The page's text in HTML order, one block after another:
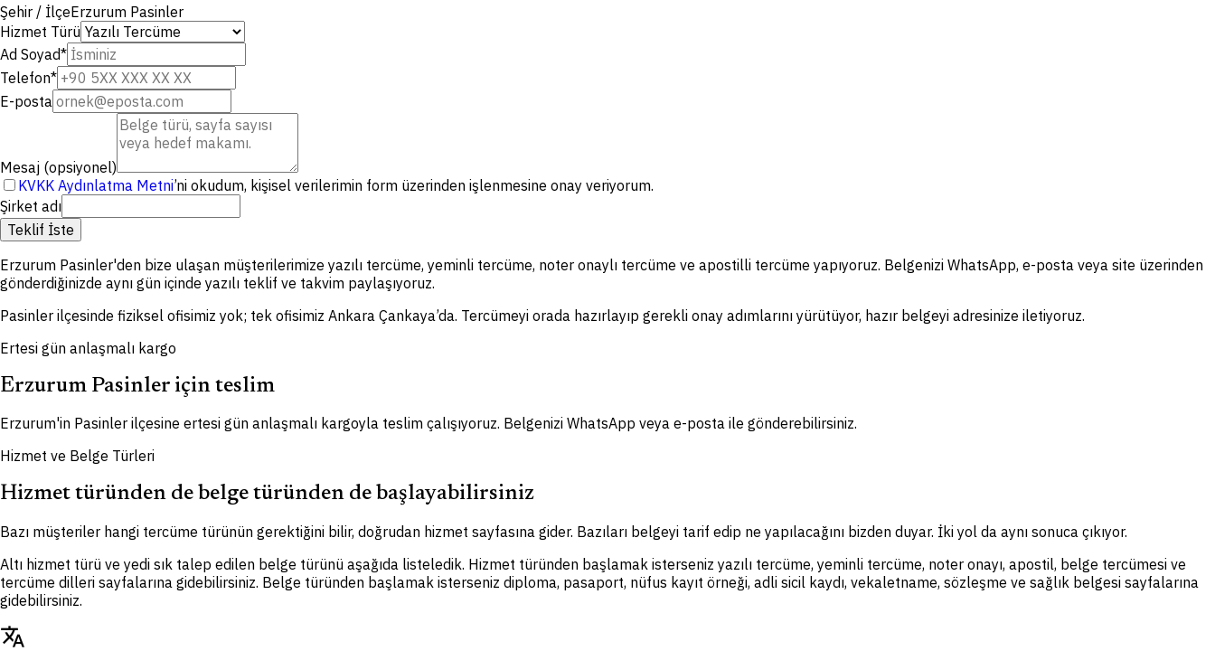
Şehir / İlçeErzurum Pasinler
Hizmet Türü
Ad Soyad*
Telefon*
E-posta
Mesaj (opsiyonel)
KVKK Aydınlatma Metni’ni okudum, kişisel verilerimin form üzerinden işlenmesine onay veriyorum.
Şirket adı
Teklif İste
Erzurum Pasinler'den bize ulaşan müşterilerimize yazılı tercüme, yeminli tercüme, noter onaylı tercüme ve apostilli tercüme yapıyoruz. Belgenizi WhatsApp, e-posta veya site üzerinden
gönderdiğinizde aynı gün içinde yazılı teklif ve takvim paylaşıyoruz.
Pasinler ilçesinde fiziksel ofisimiz yok; tek ofisimiz Ankara Çankaya’da. Tercümeyi orada hazırlayıp gerekli onay adımlarını yürütüyor, hazır belgeyi adresinize iletiyoruz.
Ertesi gün anlaşmalı kargo
Erzurum Pasinler için teslim
Erzurum'in Pasinler ilçesine ertesi gün anlaşmalı kargoyla teslim çalışıyoruz. Belgenizi WhatsApp veya e-posta ile gönderebilirsiniz.
Hizmet ve Belge Türleri
Hizmet türünden de belge türünden de başlayabilirsiniz
Bazı müşteriler hangi tercüme türünün gerektiğini bilir, doğrudan hizmet sayfasına gider. Bazıları belgeyi tarif edip ne yapılacağını bizden duyar. İki yol da aynı sonuca çıkıyor.
Altı hizmet türü ve yedi sık talep edilen belge türünü aşağıda listeledik. Hizmet türünden başlamak isterseniz yazılı tercüme, yeminli tercüme, noter onayı, apostil, belge tercümesi ve
tercüme dilleri sayfalarına gidebilirsiniz. Belge türünden başlamak isterseniz diploma, pasaport, nüfus kayıt örneği, adli sicil kaydı, vekaletname, sözleşme ve sağlık belgesi sayfalarına
gidebilirsiniz.
translate